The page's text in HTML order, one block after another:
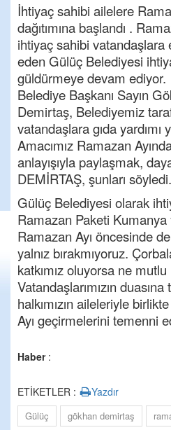
İhtiyaç sahibi ailelere
dağıtımına başlandı .
ihtiyaç sahibi
eden Gülüç Belediyesi
güldürmeye devam ediyor.
Belediye Başkanı Sayın
Demirtaş, Belediyemiz
vatandaşlara gıda yardımı
Amacımız Ramazan
anlayışıyla paylaşmak,
DEMİRTAŞ, şunları
Gülüç Belediyesi olarak
Ramazan Paketi Kumanya
Ramazan Ayı öncesinde de
yalnız bırakmıyoruz.
katkımız oluyorsa ne
Vatandaşlarımızın
halkımızın aileleriyle
Ayı geçirmelerini temenni
Haber:
ETİKETLER : Yazdır
Gülüç gökhan demirtaş